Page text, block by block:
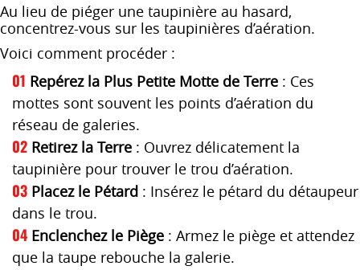
Au lieu de piéger une taupinière au hasard,
concentrez-vous sur les taupinières d’aération.
Voici comment procéder :
Repérez la Plus Petite Motte de Terre : Ces
mottes sont souvent les points d’aération du
réseau de galeries.
Retirez la Terre : Ouvrez délicatement la
taupinière pour trouver le trou d’aération.
Placez le Pétard : Insérez le pétard du détaupeur
dans le trou.
Enclenchez le Piège : Armez le piège et attendez
que la taupe rebouche la galerie.